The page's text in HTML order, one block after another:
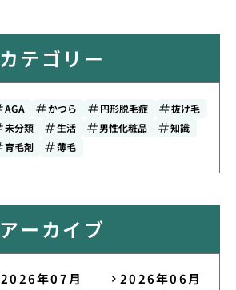
カテゴリー
AGA かつら 円形脱毛症
抜け毛
未分類
生活 男性化粧品
知識
育毛剤
薄毛
アーカイブ
2026年07月
2026年06月